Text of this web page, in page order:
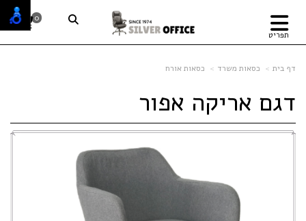
תפריט
0
דף בית כסאות משרד כסאות אורח
דגם אריקה אפור